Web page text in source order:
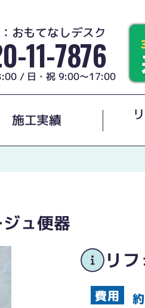
おもてなしデスク
11-7876
/ 日・祝 9:00～17:00
施工実績
ュ便器
リ
約